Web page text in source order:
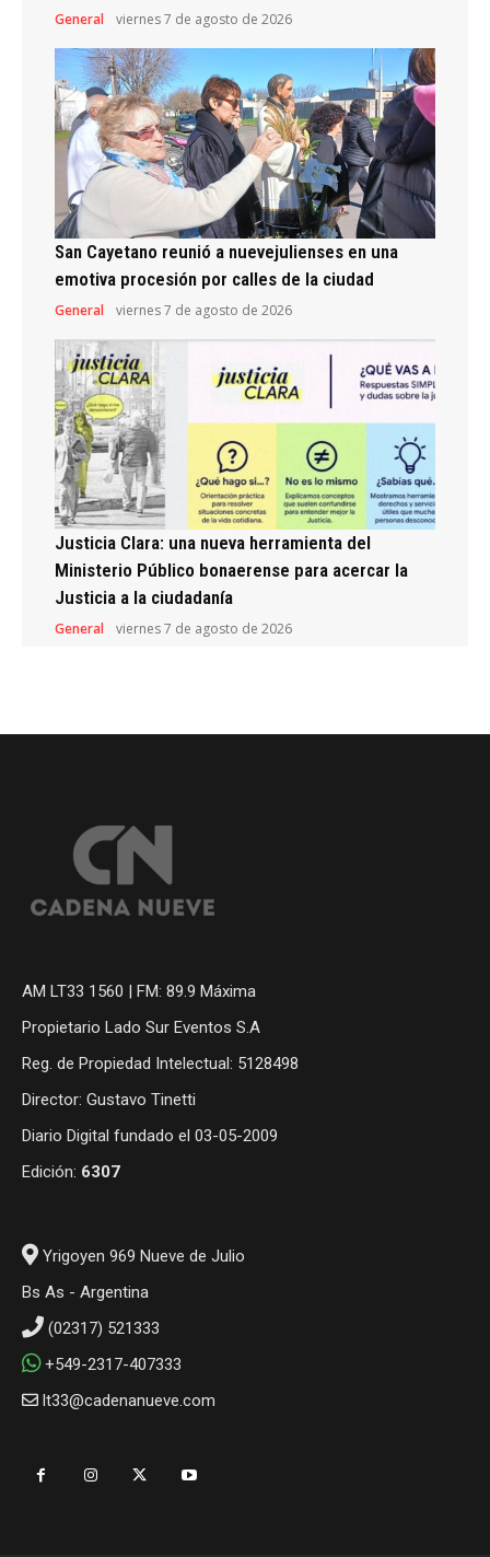
General viernes 7 de agosto de 2026
San Cayetano reunió a nuevejulienses en una
emotiva procesión por calles de la ciudad
General viernes 7 de agosto de 2026
Justicia Clara: una nueva herramienta del
Ministerio Público bonaerense para acercar la
Justicia a la ciudadanía
General viernes 7 de agosto de 2026
AM LT33 1560 | FM: 89.9 Máxima
Propietario Lado Sur Eventos S.A
Reg. de Propiedad Intelectual: 5128498
Director: Gustavo Tinetti
Diario Digital fundado el 03-05-2009
Edición: 6307
Yrigoyen 969 Nueve de Julio
Bs As - Argentina
(02317) 521333
+549-2317-407333
lt33@cadenanueve.com